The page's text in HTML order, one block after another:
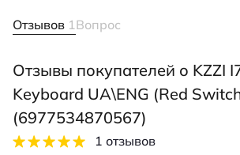
Отзывов 1Вопрос
Отзывы покупателей о KZZI
Keyboard UA\ENG (Red
(6977534870567)
1 отзывов